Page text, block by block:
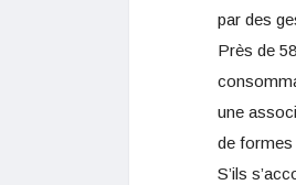
par des
Près de
une
de formes
S’ils